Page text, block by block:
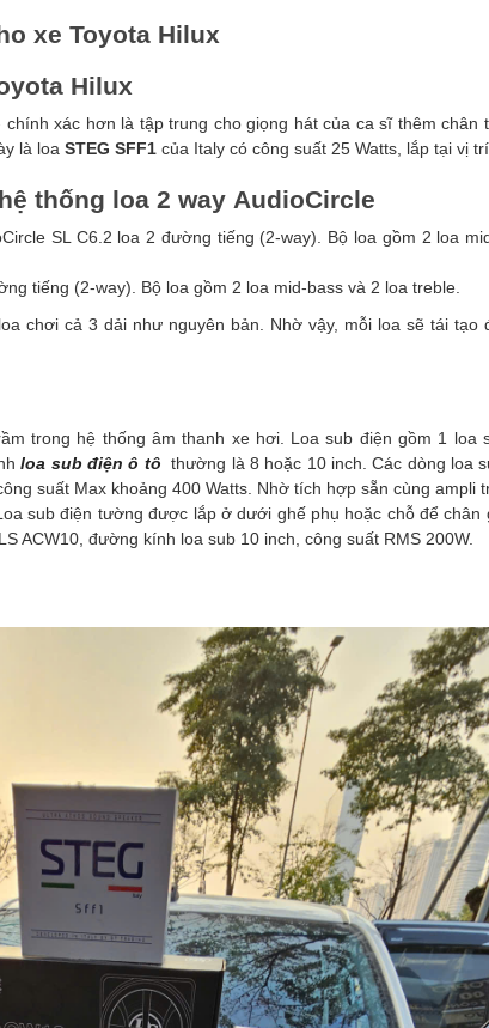
xe Toyota Hilux
Hilux
xác hơn là tập trung cho giọng hát của ca sĩ thêm chân
là loa STEG SFF1 của Italy có công suất 25 Watts, lắp tại vị
thống loa 2 way AudioCircle
SL C6.2 loa 2 đường tiếng (2-way). Bộ loa gồm 2 loa
tiếng (2-way). Bộ loa gồm 2 loa mid-bass và 2 loa treble.
chơi cả 3 dải như nguyên bản. Nhờ vậy, mỗi loa sẽ tái tạo
trong hệ thống âm thanh xe hơi. Loa sub điện gồm 1 loa
loa sub điện ô tô thường là 8 hoặc 10 inch. Các dòng loa
suất Max khoảng 400 Watts. Nhờ tích hợp sẵn cùng ampli
sub điện tường được lắp ở dưới ghế phụ hoặc chỗ để chân
ACW10, đường kính loa sub 10 inch, công suất RMS 200W.